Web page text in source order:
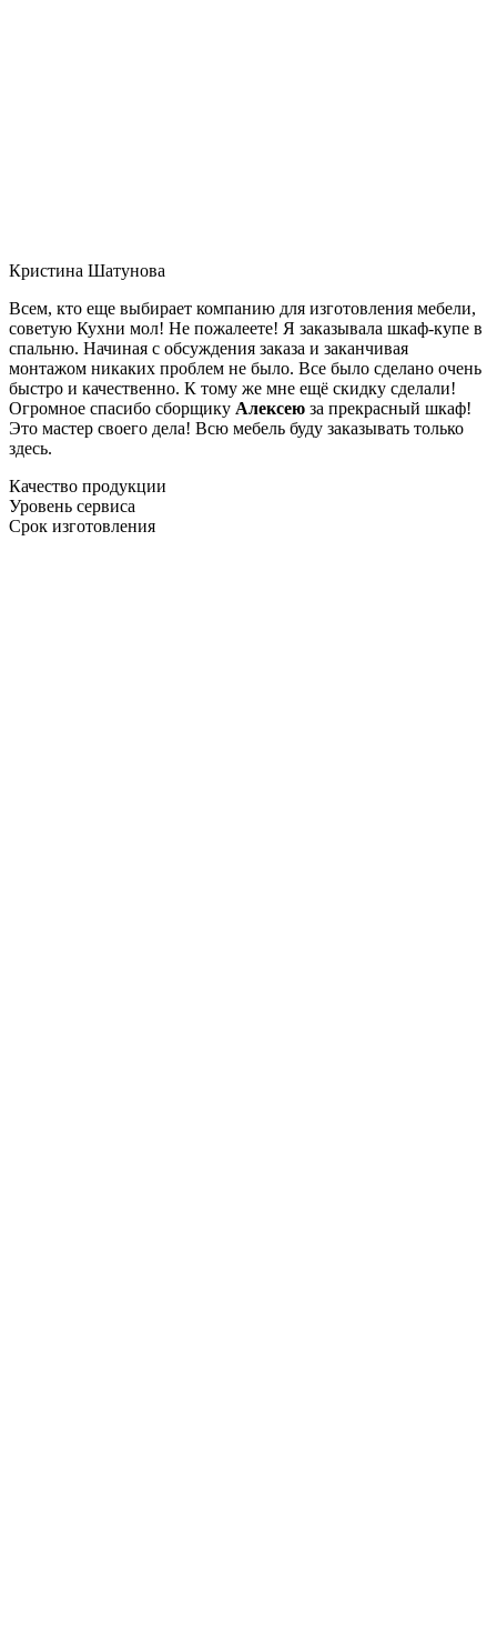
Кристина Шатунова
Всем, кто еще выбирает компанию для изготовления мебели,
советую Кухни мол! Не пожалеете! Я заказывала шкаф-купе в
спальню. Начиная с обсуждения заказа и заканчивая
монтажом никаких проблем не было. Все было сделано очень
быстро и качественно. К тому же мне ещё скидку сделали!
Огромное спасибо сборщику Алексею за прекрасный шкаф!
Это мастер своего дела! Всю мебель буду заказывать только
здесь.
Качество продукции
Уровень сервиса
Срок изготовления